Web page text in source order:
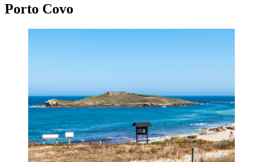
Porto Covo